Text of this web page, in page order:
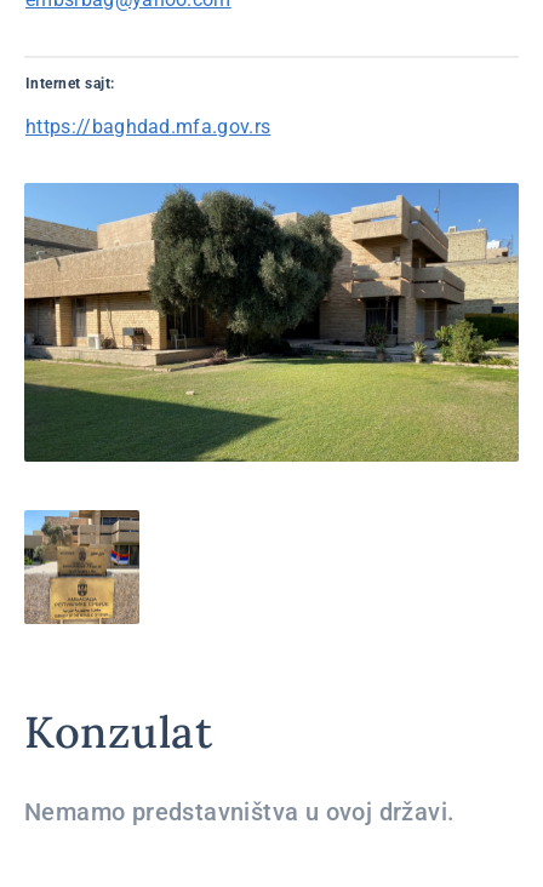
Internet sajt:
https://baghdad.mfa.gov.rs
Konzulat
Nemamo predstavništva u ovoj državi.